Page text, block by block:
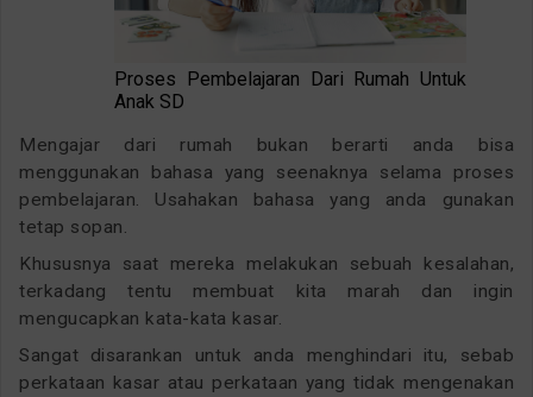
Proses Pembelajaran Dari Rumah Untuk
Anak SD
Mengajar dari rumah bukan berarti anda bisa
menggunakan bahasa yang seenaknya selama proses
pembelajaran. Usahakan bahasa yang anda gunakan
tetap sopan.
Khususnya saat mereka melakukan sebuah kesalahan,
terkadang tentu membuat kita marah dan ingin
mengucapkan kata-kata kasar.
Sangat disarankan untuk anda menghindari itu, sebab
perkataan kasar atau perkataan yang tidak mengenakan